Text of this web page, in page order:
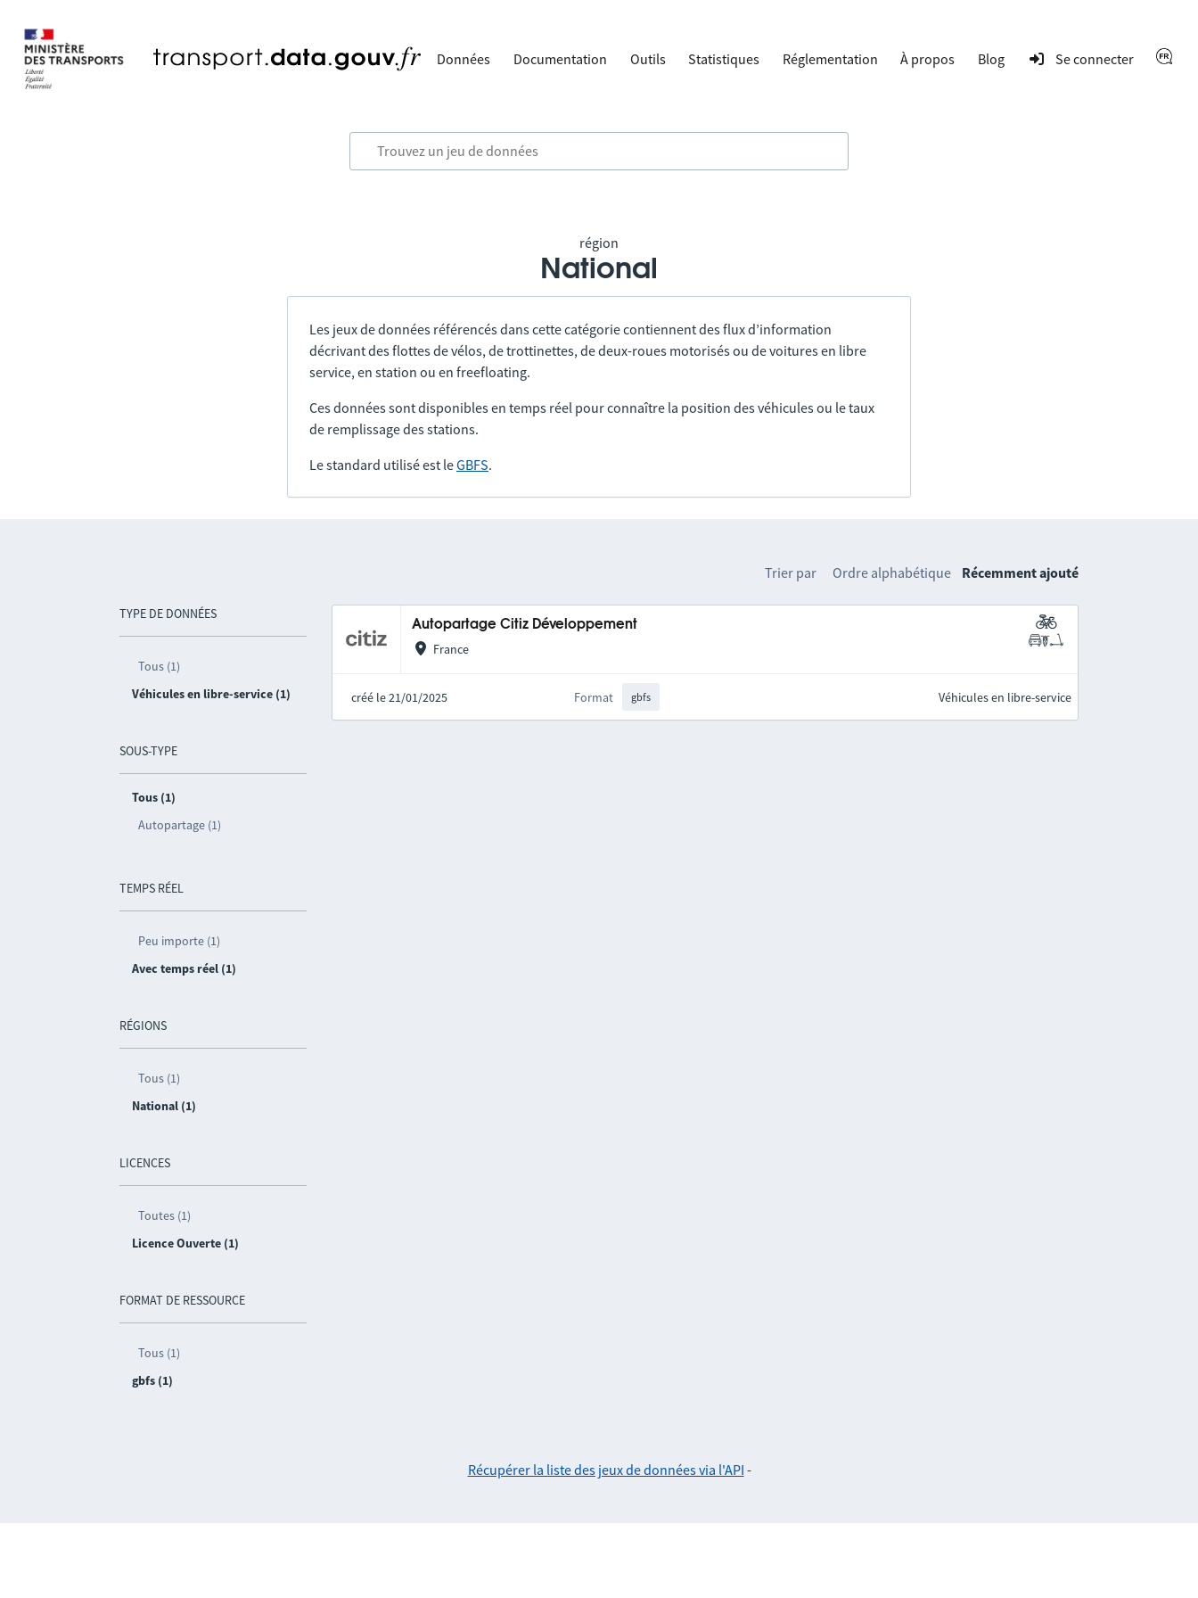
Données Documentation Outils Statistiques Réglementation À propos Blog Se connecter
région
National
Les jeux de données référencés dans cette catégorie contiennent des flux d’information
décrivant des flottes de vélos, de trottinettes, de deux-roues motorisés ou de voitures en libre
service, en station ou en freefloating.
Ces données sont disponibles en temps réel pour connaître la position des véhicules ou le taux
de remplissage des stations.
Le standard utilisé est leGBFS.
TYPE DE DONNÉES
Tous (1)
Véhicules en libre-service (1)
SOUS-TYPE
Tous (1)
Autopartage (1)
TEMPS RÉEL
Peu importe (1)
Avec temps réel (1)
RÉGIONS
Tous (1)
National (1)
LICENCES
Toutes (1)
Licence Ouverte (1)
FORMAT DE RESSOURCE
Tous (1)
gbfs (1)
Trier par Ordre alphabétique Récemment ajouté
Autopartage Citiz Développement
France
créé le 21/01/2025 Format gbfs Véhicules en libre-service
Récupérer la liste des jeux de données via l'API -